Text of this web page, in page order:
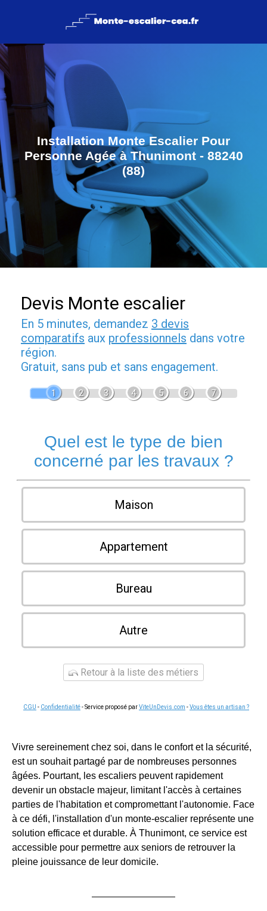
Installation Monte Escalier Pour
Personne Agée à Thunimont - 88240
(88)
Devis Monte escalier
En 5 minutes, demandez 3 devis
comparatifs aux professionnels dans votre
région.
Gratuit, sans pub et sans engagement.
1 2 3 4 5 6 7
Quel est le type de bien
concerné par les travaux ?
Maison
Appartement
Bureau
Autre
Retour à la liste des métiers
CGU - Confidentialité- Service proposé parViteUnDevis.com -Vous êtes un artisan ?
Vivre sereinement chez soi, dans le confort et la sécurité,
est un souhait partagé par de nombreuses personnes
âgées. Pourtant, les escaliers peuvent rapidement
devenir un obstacle majeur, limitant l'accès à certaines
parties de l'habitation et compromettant l'autonomie. Face
à ce défi, l'installation d'un monte-escalier représente une
solution efficace et durable. À Thunimont, ce service est
accessible pour permettre aux seniors de retrouver la
pleine jouissance de leur domicile.